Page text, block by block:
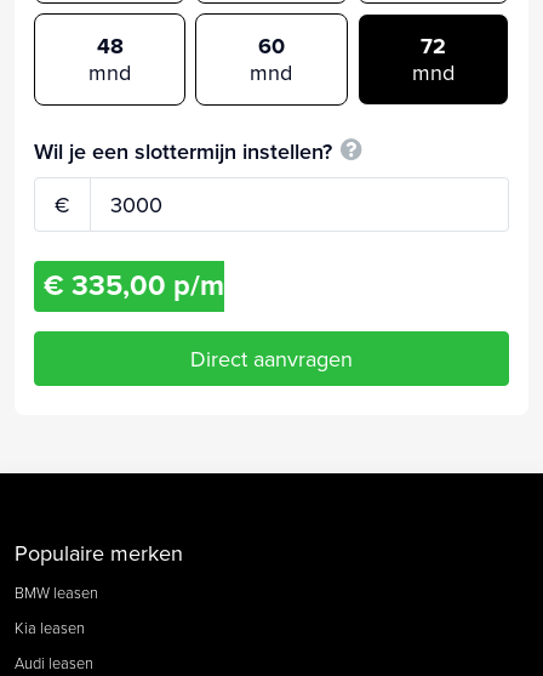
48
mnd
60
mnd
72
mnd
Wil je een slottermijn instellen?
€
€ 335,00 p/m
Direct aanvragen
Populaire merken
BMW leasen
Kia leasen
Audi leasen